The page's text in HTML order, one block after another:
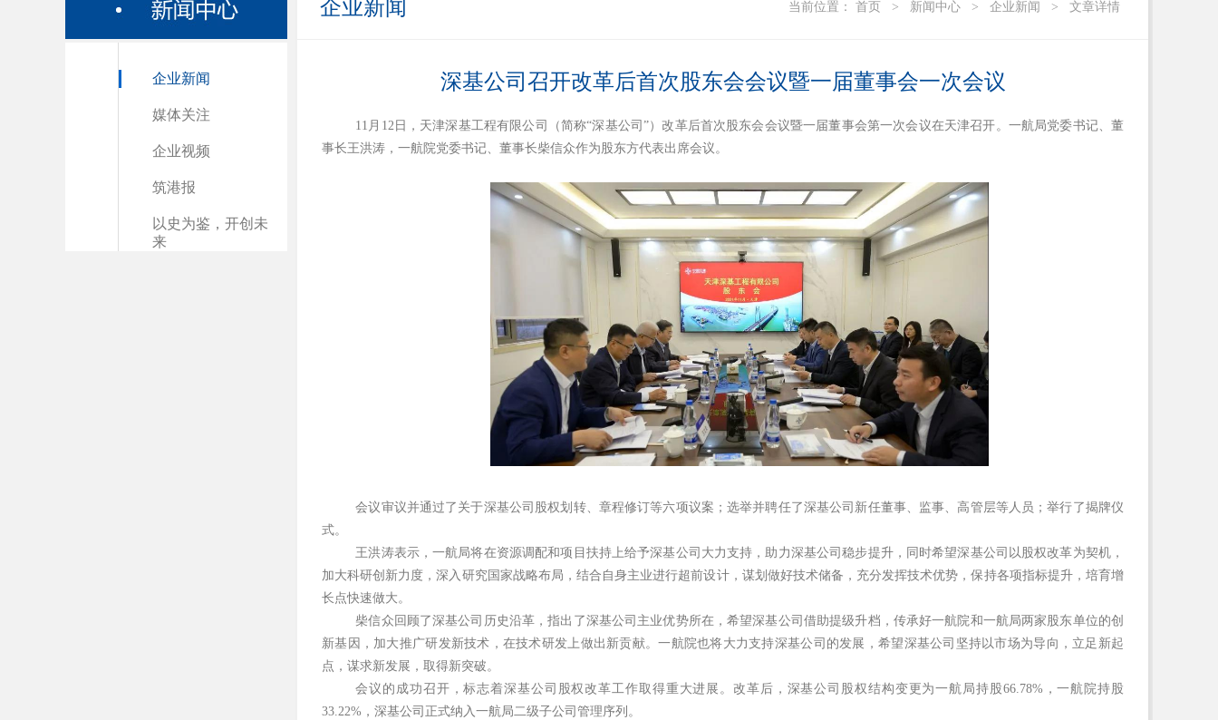
企业新闻
媒体关注
企业视频
筑港报
以史为鉴，开创未
来
企业新闻 当前位置： 首页 > 新闻中心 > 企业新闻 > 文章详情
深基公司召开改革后首次股东会会议暨一届董事会一次会议
11月12日，天津深基工程有限公司（简称“深基公司”）改革后首次股东会会议暨一届董事会第一次会议在天津召开。一航局党委书记、董
事长王洪涛，一航院党委书记、董事长柴信众作为股东方代表出席会议。
会议审议并通过了关于深基公司股权划转、章程修订等六项议案；选举并聘任了深基公司新任董事、监事、高管层等人员；举行了揭牌仪
式。
王洪涛表示，一航局将在资源调配和项目扶持上给予深基公司大力支持，助力深基公司稳步提升，同时希望深基公司以股权改革为契机，
加大科研创新力度，深入研究国家战略布局，结合自身主业进行超前设计，谋划做好技术储备，充分发挥技术优势，保持各项指标提升，培育增
长点快速做大。
柴信众回顾了深基公司历史沿革，指出了深基公司主业优势所在，希望深基公司借助提级升档，传承好一航院和一航局两家股东单位的创
新基因，加大推广研发新技术，在技术研发上做出新贡献。一航院也将大力支持深基公司的发展，希望深基公司坚持以市场为导向，立足新起
点，谋求新发展，取得新突破。
会议的成功召开，标志着深基公司股权改革工作取得重大进展。改革后，深基公司股权结构变更为一航局持股66.78%，一航院持股
33.22%，深基公司正式纳入一航局二级子公司管理序列。